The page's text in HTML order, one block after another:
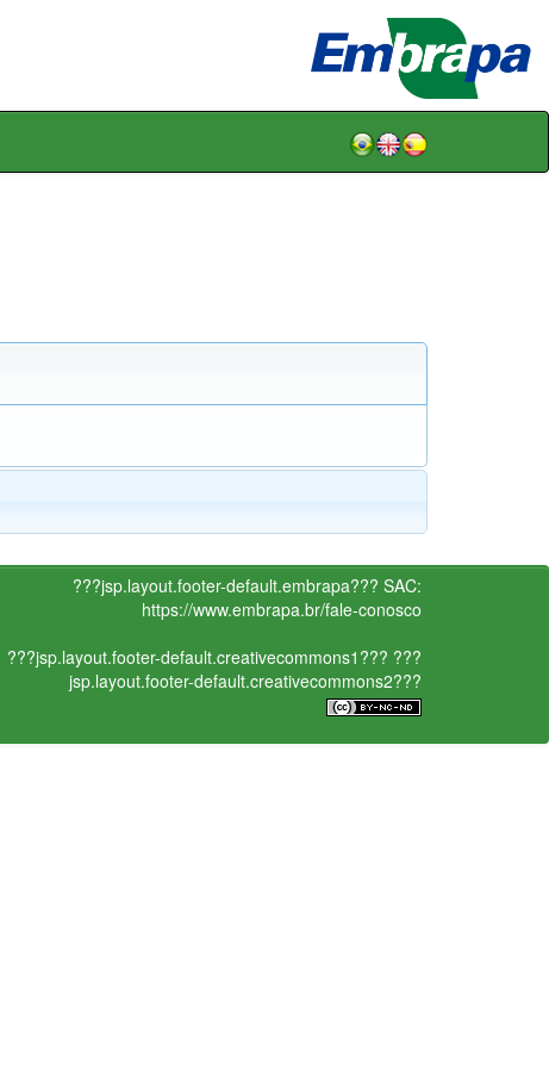
???jsp.layout.footer-default.embrapa??? SAC:
https://www.embrapa.br/fale-conosco
???jsp.layout.footer-default.creativecommons1??? ???
jsp.layout.footer-default.creativecommons2???